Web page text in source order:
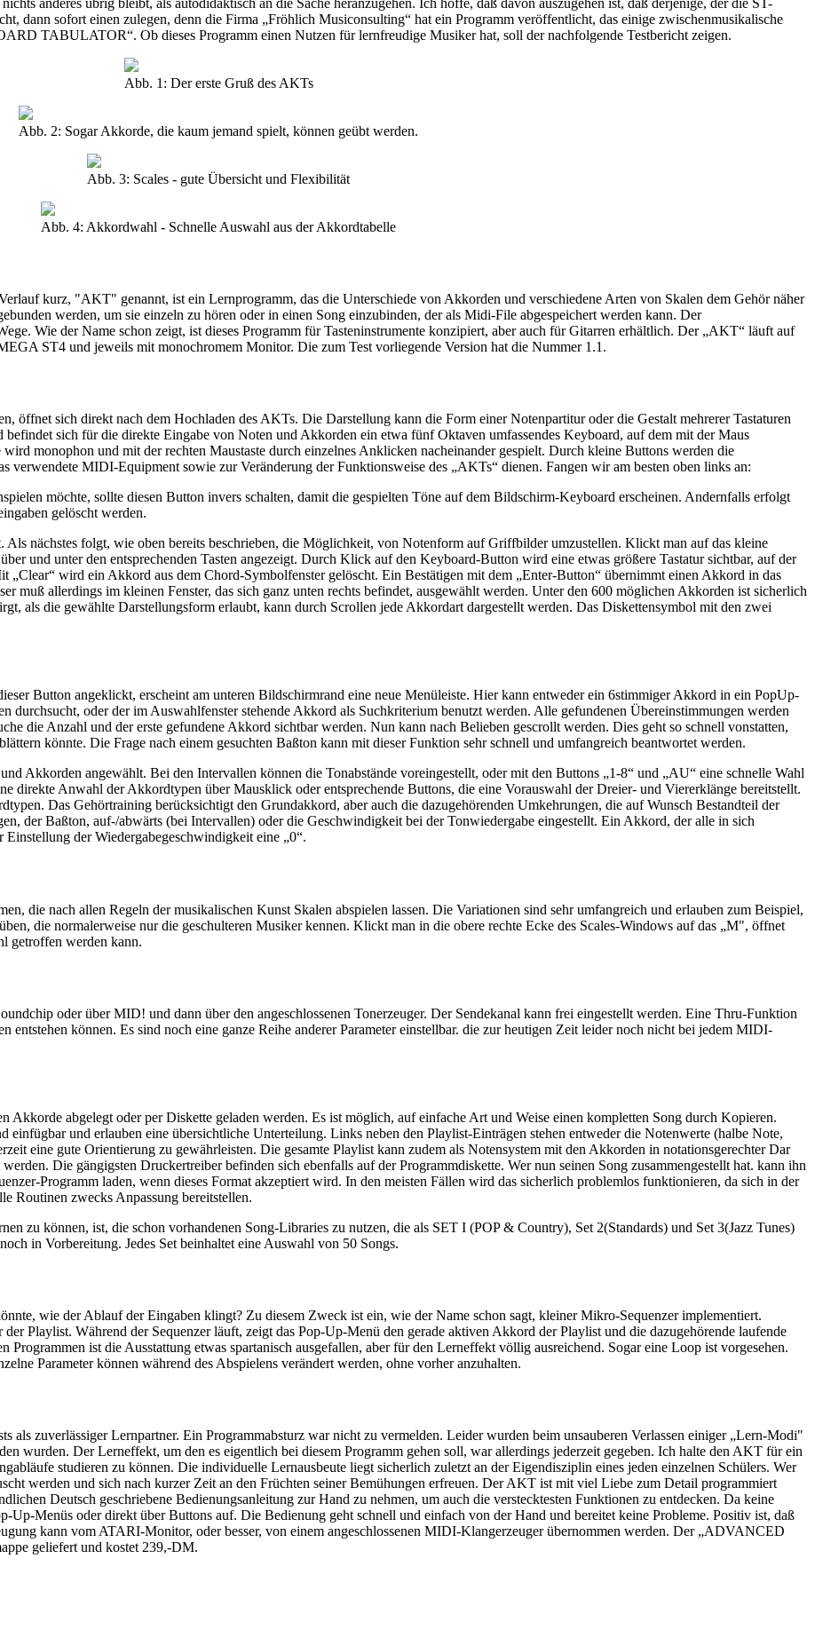
dann sofort einen zulegen, denn die Firma „Fröhlich Musiconsulting“ hat ein Programm veröffentlicht, das einige zwischenmusikalische
TABULATOR“. Ob dieses Programm einen Nutzen für lernfreudige Musiker hat, soll der nachfolgende Testbericht zeigen.
Abb. 1: Der erste Gruß des AKTs
Abb. 2: Sogar Akkorde, die kaum jemand spielt, können geübt werden.
Abb. 3: Scales - gute Übersicht und Flexibilität
Abb. 4: Akkordwahl - Schnelle Auswahl aus der Akkordtabelle
kurz, "AKT" genannt, ist ein Lernprogramm, das die Unterschiede von Akkorden und verschiedene Arten von Skalen dem Gehör näher
werden, um sie einzeln zu hören oder in einen Song einzubinden, der als Midi-File abgespeichert werden kann. Der
Wie der Name schon zeigt, ist dieses Programm für Tasteninstrumente konzipiert, aber auch für Gitarren erhältlich. Der „AKT“ läuft auf
ST4 und jeweils mit monochromem Monitor. Die zum Test vorliegende Version hat die Nummer 1.1.
öffnet sich direkt nach dem Hochladen des AKTs. Die Darstellung kann die Form einer Notenpartitur oder die Gestalt mehrerer Tastaturen
sich für die direkte Eingabe von Noten und Akkorden ein etwa fünf Oktaven umfassendes Keyboard, auf dem mit der Maus
monophon und mit der rechten Maustaste durch einzelnes Anklicken nacheinander gespielt. Durch kleine Buttons werden die
verwendete MIDI-Equipment sowie zur Veränderung der Funktionsweise des „AKTs“ dienen. Fangen wir am besten oben links an:
möchte, sollte diesen Button invers schalten, damit die gespielten Töne auf dem Bildschirm-Keyboard erscheinen. Andernfalls erfolgt
gelöscht werden.
nächstes folgt, wie oben bereits beschrieben, die Möglichkeit, von Notenform auf Griffbilder umzustellen. Klickt man auf das kleine
und unter den entsprechenden Tasten angezeigt. Durch Klick auf den Keyboard-Button wird eine etwas größere Tastatur sichtbar, auf der
„Clear“ wird ein Akkord aus dem Chord-Symbolfenster gelöscht. Ein Bestätigen mit dem „Enter-Button“ übernimmt einen Akkord in das
muß allerdings im kleinen Fenster, das sich ganz unten rechts befindet, ausgewählt werden. Unter den 600 möglichen Akkorden ist sicherlich
als die gewählte Darstellungsform erlaubt, kann durch Scrollen jede Akkordart dargestellt werden. Das Diskettensymbol mit den zwei
Button angeklickt, erscheint am unteren Bildschirmrand eine neue Menüleiste. Hier kann entweder ein 6stimmiger Akkord in ein PopUp-
durchsucht, oder der im Auswahlfenster stehende Akkord als Suchkriterium benutzt werden. Alle gefundenen Übereinstimmungen werden
die Anzahl und der erste gefundene Akkord sichtbar werden. Nun kann nach Belieben gescrollt werden. Dies geht so schnell vonstatten,
könnte. Die Frage nach einem gesuchten Baßton kann mit dieser Funktion sehr schnell und umfangreich beantwortet werden.
Akkorden angewählt. Bei den Intervallen können die Tonabstände voreingestellt, oder mit den Buttons „1-8“ und „AU“ eine schnelle Wahl
direkte Anwahl der Akkordtypen über Mausklick oder entsprechende Buttons, die eine Vorauswahl der Dreier- und Viererklänge bereitstellt.
Das Gehörtraining berücksichtigt den Grundakkord, aber auch die dazugehörenden Umkehrungen, die auf Wunsch Bestandteil der
der Baßton, auf-/abwärts (bei Intervallen) oder die Geschwindigkeit bei der Tonwiedergabe eingestellt. Ein Akkord, der alle in sich
der Wiedergabegeschwindigkeit eine „0“.
die nach allen Regeln der musikalischen Kunst Skalen abspielen lassen. Die Variationen sind sehr umfangreich und erlauben zum Beispiel,
die normalerweise nur die geschulteren Musiker kennen. Klickt man in die obere rechte Ecke des Scales-Windows auf das „M", öffnet
getroffen werden kann.
oder über MID! und dann über den angeschlossenen Tonerzeuger. Der Sendekanal kann frei eingestellt werden. Eine Thru-Funktion
können. Es sind noch eine ganze Reihe anderer Parameter einstellbar. die zur heutigen Zeit leider noch nicht bei jedem MIDI-
abgelegt oder per Diskette geladen werden. Es ist möglich, auf einfache Art und Weise einen kompletten Song durch Kopieren.
einfügbar und erlauben eine übersichtliche Unterteilung. Links neben den Playlist-Einträgen stehen entweder die Notenwerte (halbe Note,
eine gute Orientierung zu gewährleisten. Die gesamte Playlist kann zudem als Notensystem mit den Akkorden in notationsgerechter Dar
Die gängigsten Druckertreiber befinden sich ebenfalls auf der Programmdiskette. Wer nun seinen Song zusammengestellt hat. kann ihn
Programm laden, wenn dieses Format akzeptiert wird. In den meisten Fällen wird das sicherlich problemlos funktionieren, da sich in der
Routinen zwecks Anpassung bereitstellen.
zu können, ist, die schon vorhandenen Song-Libraries zu nutzen, die als SET I (POP & Country), Set 2(Standards) und Set 3(Jazz Tunes)
in Vorbereitung. Jedes Set beinhaltet eine Auswahl von 50 Songs.
wie der Ablauf der Eingaben klingt? Zu diesem Zweck ist ein, wie der Name schon sagt, kleiner Mikro-Sequenzer implementiert.
Playlist. Während der Sequenzer läuft, zeigt das Pop-Up-Menü den gerade aktiven Akkord der Playlist und die dazugehörende laufende
ist die Ausstattung etwas spartanisch ausgefallen, aber für den Lerneffekt völlig ausreichend. Sogar eine Loop ist vorgesehen.
Parameter können während des Abspielens verändert werden, ohne vorher anzuhalten.
als zuverlässiger Lernpartner. Ein Programmabsturz war nicht zu vermelden. Leider wurden beim unsauberen Verlassen einiger „Lern-Modi"
wurden. Der Lerneffekt, um den es eigentlich bei diesem Programm gehen soll, war allerdings jederzeit gegeben. Ich halte den AKT für ein
studieren zu können. Die individuelle Lernausbeute liegt sicherlich zuletzt an der Eigendisziplin eines jeden einzelnen Schülers. Wer
werden und sich nach kurzer Zeit an den Früchten seiner Bemühungen erfreuen. Der AKT ist mit viel Liebe zum Detail programmiert
Deutsch geschriebene Bedienungsanleitung zur Hand zu nehmen, um auch die verstecktesten Funktionen zu entdecken. Da keine
Up-Menüs oder direkt über Buttons auf. Die Bedienung geht schnell und einfach von der Hand und bereitet keine Probleme. Positiv ist, daß
kann vom ATARI-Monitor, oder besser, von einem angeschlossenen MIDI-Klangerzeuger übernommen werden. Der „ADVANCED
geliefert und kostet 239,-DM.